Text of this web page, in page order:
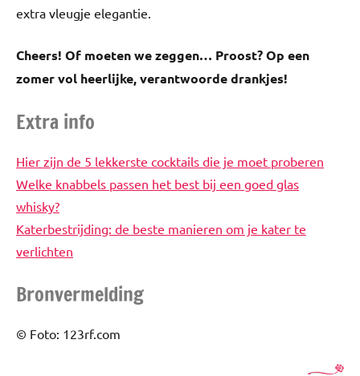
extra vleugje elegantie.
Cheers! Of moeten we zeggen… Proost? Op een
zomer vol heerlijke, verantwoorde drankjes!
Extra info
Hier zijn de 5 lekkerste cocktails die je moet proberen
Welke knabbels passen het best bij een goed glas
whisky?
Katerbestrijding: de beste manieren om je kater te
verlichten
Bronvermelding
© Foto: 123rf.com